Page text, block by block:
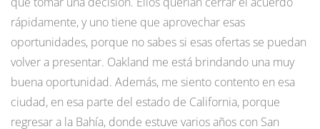
rápidamente, y uno tiene que aprovechar esas
oportunidades, porque no sabes si esas ofertas se puedan
volver a presentar. Oakland me está brindando una muy
buena oportunidad. Además, me siento contento en esa
ciudad, en esa parte del estado de California, porque
regresar a la Bahía, donde estuve varios años con San